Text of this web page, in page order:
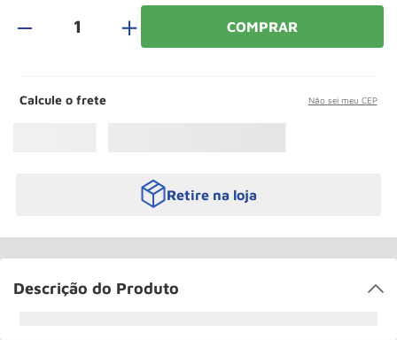
＋ COMPRAR
Calcule o frete Não sei meu CEP
Retire na loja
Descrição do Produto